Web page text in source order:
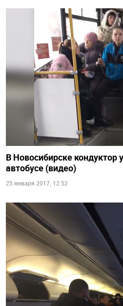
В Новосибирске кондуктор
автобусе (видео)
25 января 2017, 12:52